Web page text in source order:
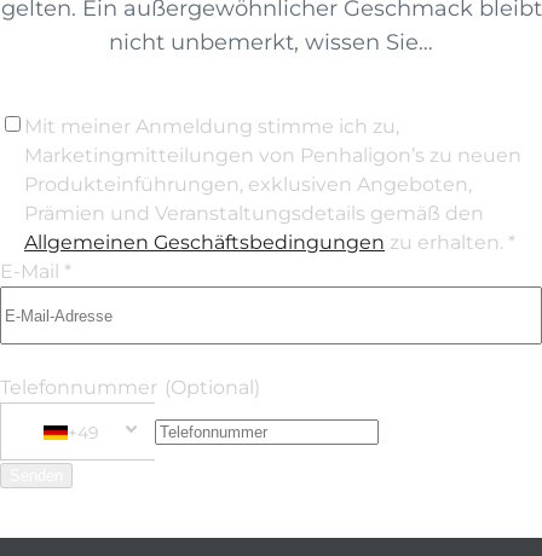
gelten. Ein außergewöhnlicher Geschmack bleibt
nicht unbemerkt, wissen Sie…
Mit meiner Anmeldung stimme ich zu,
Marketingmitteilungen von Penhaligon’s zu neuen
Produkteinführungen, exklusiven Angeboten,
Prämien und Veranstaltungsdetails gemäß den
Allgemeinen Geschäftsbedingungen zu erhalten. *
E-Mail *
Telefonnummer (Optional)
+49
+49 Germany (Deutschland)
Phone Number